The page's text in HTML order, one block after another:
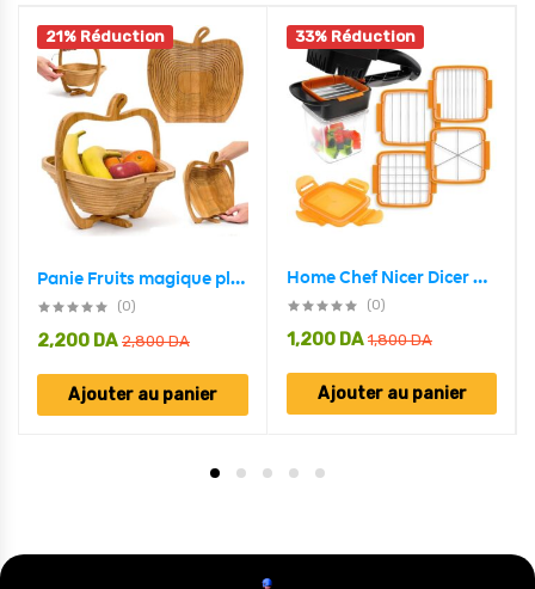
21% Réduction
Panie Fruits magique pliable en bambou
(0)
2,800DA
2,200 DA
Ajouter au panier
33% Réduction
Home Chef Nicer Dicer Multi-Cutter 5en1 Pour Fruits Et Légumes
(0)
1,800DA
1,200 DA
Ajouter au panier